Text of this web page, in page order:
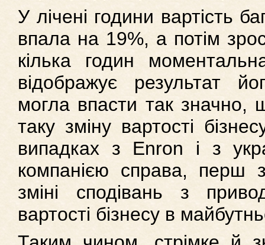
У лічені години вартість
впала на 19%, а потім
кілька годин
відображує результат
могла впасти так значно,
таку зміну вартості
випадках з Enron і з
компанією справа, перш
зміні сподівань з
вартості бізнесу в